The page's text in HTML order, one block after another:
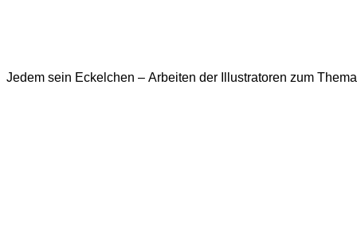
Jedem sein Eckelchen – Arbeiten der Illustratoren zum Thema